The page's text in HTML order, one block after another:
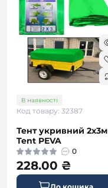
В наявності
Код товару: 32387
Тент укривний 2х3м
Tent PEVA
0
228.00 ₴